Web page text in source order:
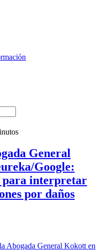
General
Google:
para interpretar
por daños
Abogada General Kokott en